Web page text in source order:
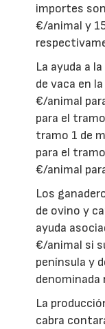
importes
€/animal y
La ayuda a
de vaca en
€/animal
para el
tramo 1 de
para el
€/animal
Los
de ovino y
ayuda
€/animal si
península y
denominada
La
cabra